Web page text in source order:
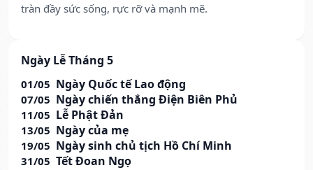
tràn đầy sức sống, rực rỡ và mạnh mẽ.
Ngày Lễ Tháng 5
01/05 Ngày Quốc tế Lao động
07/05 Ngày chiến thắng Điện Biên Phủ
11/05 Lễ Phật Đản
13/05 Ngày của mẹ
19/05 Ngày sinh chủ tịch Hồ Chí Minh
31/05 Tết Đoan Ngọ